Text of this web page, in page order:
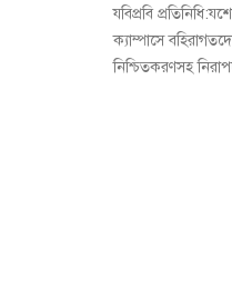
যবিপ্রবি
ক্যাম্পাসে
নিশ্চিতকরণসহ